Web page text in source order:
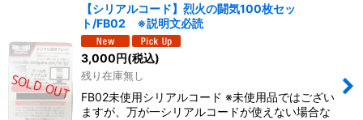
【シリアルコード】烈火の闘気100枚セッ
ト/FB02 ※説明文必読
3,000 円(税込)
残り在庫無し
FB02未使用シリアルコード ※未使用品ではござい
ますが、万が一シリアルコードが使えない場合な